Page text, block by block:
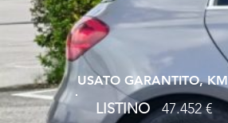
USATO GARANTITO,
LISTINO 47.452 €